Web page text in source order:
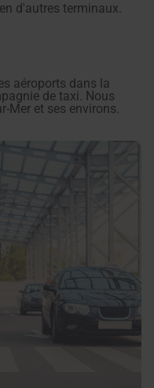
d'autres terminaux.
aéroports dans la
de taxi. Nous
Mer et ses environs.